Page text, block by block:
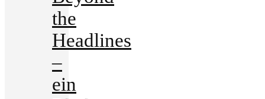
the
Headlines
–
ein